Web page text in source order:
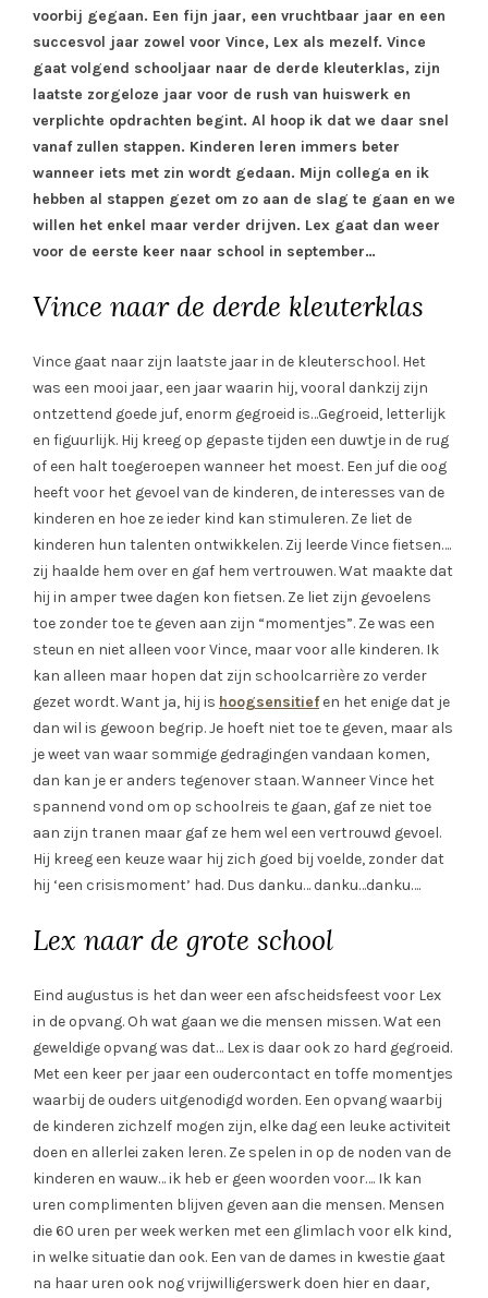
voorbij gegaan. Een fijn jaar, een vruchtbaar jaar en een
succesvol jaar zowel voor Vince, Lex als mezelf. Vince
gaat volgend schooljaar naar de derde kleuterklas, zijn
laatste zorgeloze jaar voor de rush van huiswerk en
verplichte opdrachten begint. Al hoop ik dat we daar snel
vanaf zullen stappen. Kinderen leren immers beter
wanneer iets met zin wordt gedaan. Mijn collega en ik
hebben al stappen gezet om zo aan de slag te gaan en we
willen het enkel maar verder drijven. Lex gaat dan weer
voor de eerste keer naar school in september…
Vince naar de derde kleuterklas
Vince gaat naar zijn laatste jaar in de kleuterschool. Het
was een mooi jaar, een jaar waarin hij, vooral dankzij zijn
ontzettend goede juf, enorm gegroeid is…Gegroeid, letterlijk
en figuurlijk. Hij kreeg op gepaste tijden een duwtje in de rug
of een halt toegeroepen wanneer het moest. Een juf die oog
heeft voor het gevoel van de kinderen, de interesses van de
kinderen en hoe ze ieder kind kan stimuleren. Ze liet de
kinderen hun talenten ontwikkelen. Zij leerde Vince fietsen….
zij haalde hem over en gaf hem vertrouwen. Wat maakte dat
hij in amper twee dagen kon fietsen. Ze liet zijn gevoelens
toe zonder toe te geven aan zijn “momentjes”. Ze was een
steun en niet alleen voor Vince, maar voor alle kinderen. Ik
kan alleen maar hopen dat zijn schoolcarrière zo verder
gezet wordt. Want ja, hij is hoogsensitiefen het enige dat je
dan wil is gewoon begrip. Je hoeft niet toe te geven, maar als
je weet van waar sommige gedragingen vandaan komen,
dan kan je er anders tegenover staan. Wanneer Vince het
spannend vond om op schoolreis te gaan, gaf ze niet toe
aan zijn tranen maar gaf ze hem wel een vertrouwd gevoel.
Hij kreeg een keuze waar hij zich goed bij voelde, zonder dat
hij ‘een crisismoment’ had. Dus danku… danku…danku….
Lex naar de grote school
Eind augustus is het dan weer een afscheidsfeest voor Lex
in de opvang. Oh wat gaan we die mensen missen. Wat een
geweldige opvang was dat… Lex is daar ook zo hard gegroeid.
Met een keer per jaar een oudercontact en toffe momentjes
waarbij de ouders uitgenodigd worden. Een opvang waarbij
de kinderen zichzelf mogen zijn, elke dag een leuke activiteit
doen en allerlei zaken leren. Ze spelen in op de noden van de
kinderen en wauw… ik heb er geen woorden voor…. Ik kan
uren complimenten blijven geven aan die mensen. Mensen
die 60 uren per week werken met een glimlach voor elk kind,
in welke situatie dan ook. Een van de dames in kwestie gaat
na haar uren ook nog vrijwilligerswerk doen hier en daar,